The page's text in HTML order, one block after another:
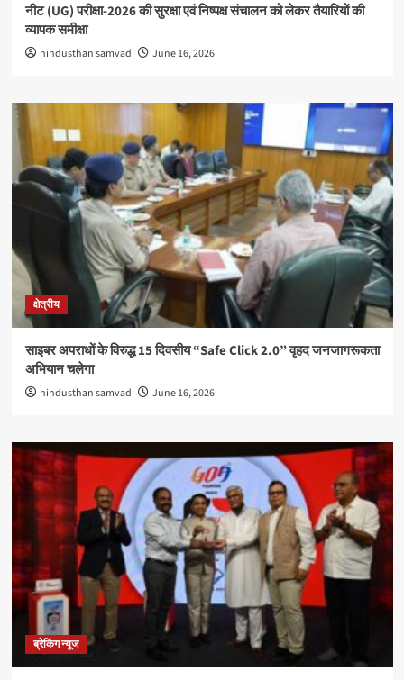
नीट (UG) परीक्षा-2026 की सुरक्षा एवं निष्पक्ष संचालन को लेकर तैयारियों की
व्यापक समीक्षा
hindusthan samvad June 16, 2026
क्षेत्रीय
साइबर अपराधों के विरुद्ध 15 दिवसीय “Safe Click 2.0” वृहद जनजागरूकता
अभियान चलेगा
hindusthan samvad June 16, 2026
ब्रेकिंग न्यूज